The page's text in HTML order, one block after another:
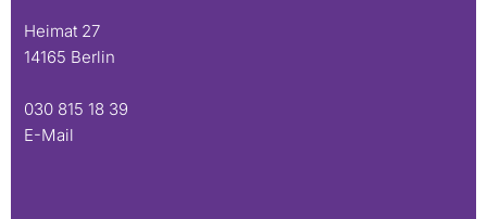
Heimat 27
14165 Berlin
030 815 18 39
E-Mail